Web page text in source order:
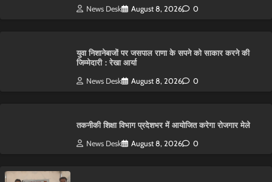
News Desk August 8, 2026 0
युवा निशानेबाजों पर जसपाल राणा के सपने को साकार करने की
जिम्मेदारी : रेखा आर्या
News Desk August 8, 2026 0
तकनीकी शिक्षा विभाग प्रदेशभर में आयोजित करेगा रोजगार मेले
News Desk August 8, 2026 0